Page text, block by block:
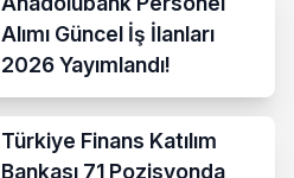
Alımı Güncel İş İlanları
2026 Yayımlandı!
Türkiye Finans Katılım
Bankası 71 Pozisyonda